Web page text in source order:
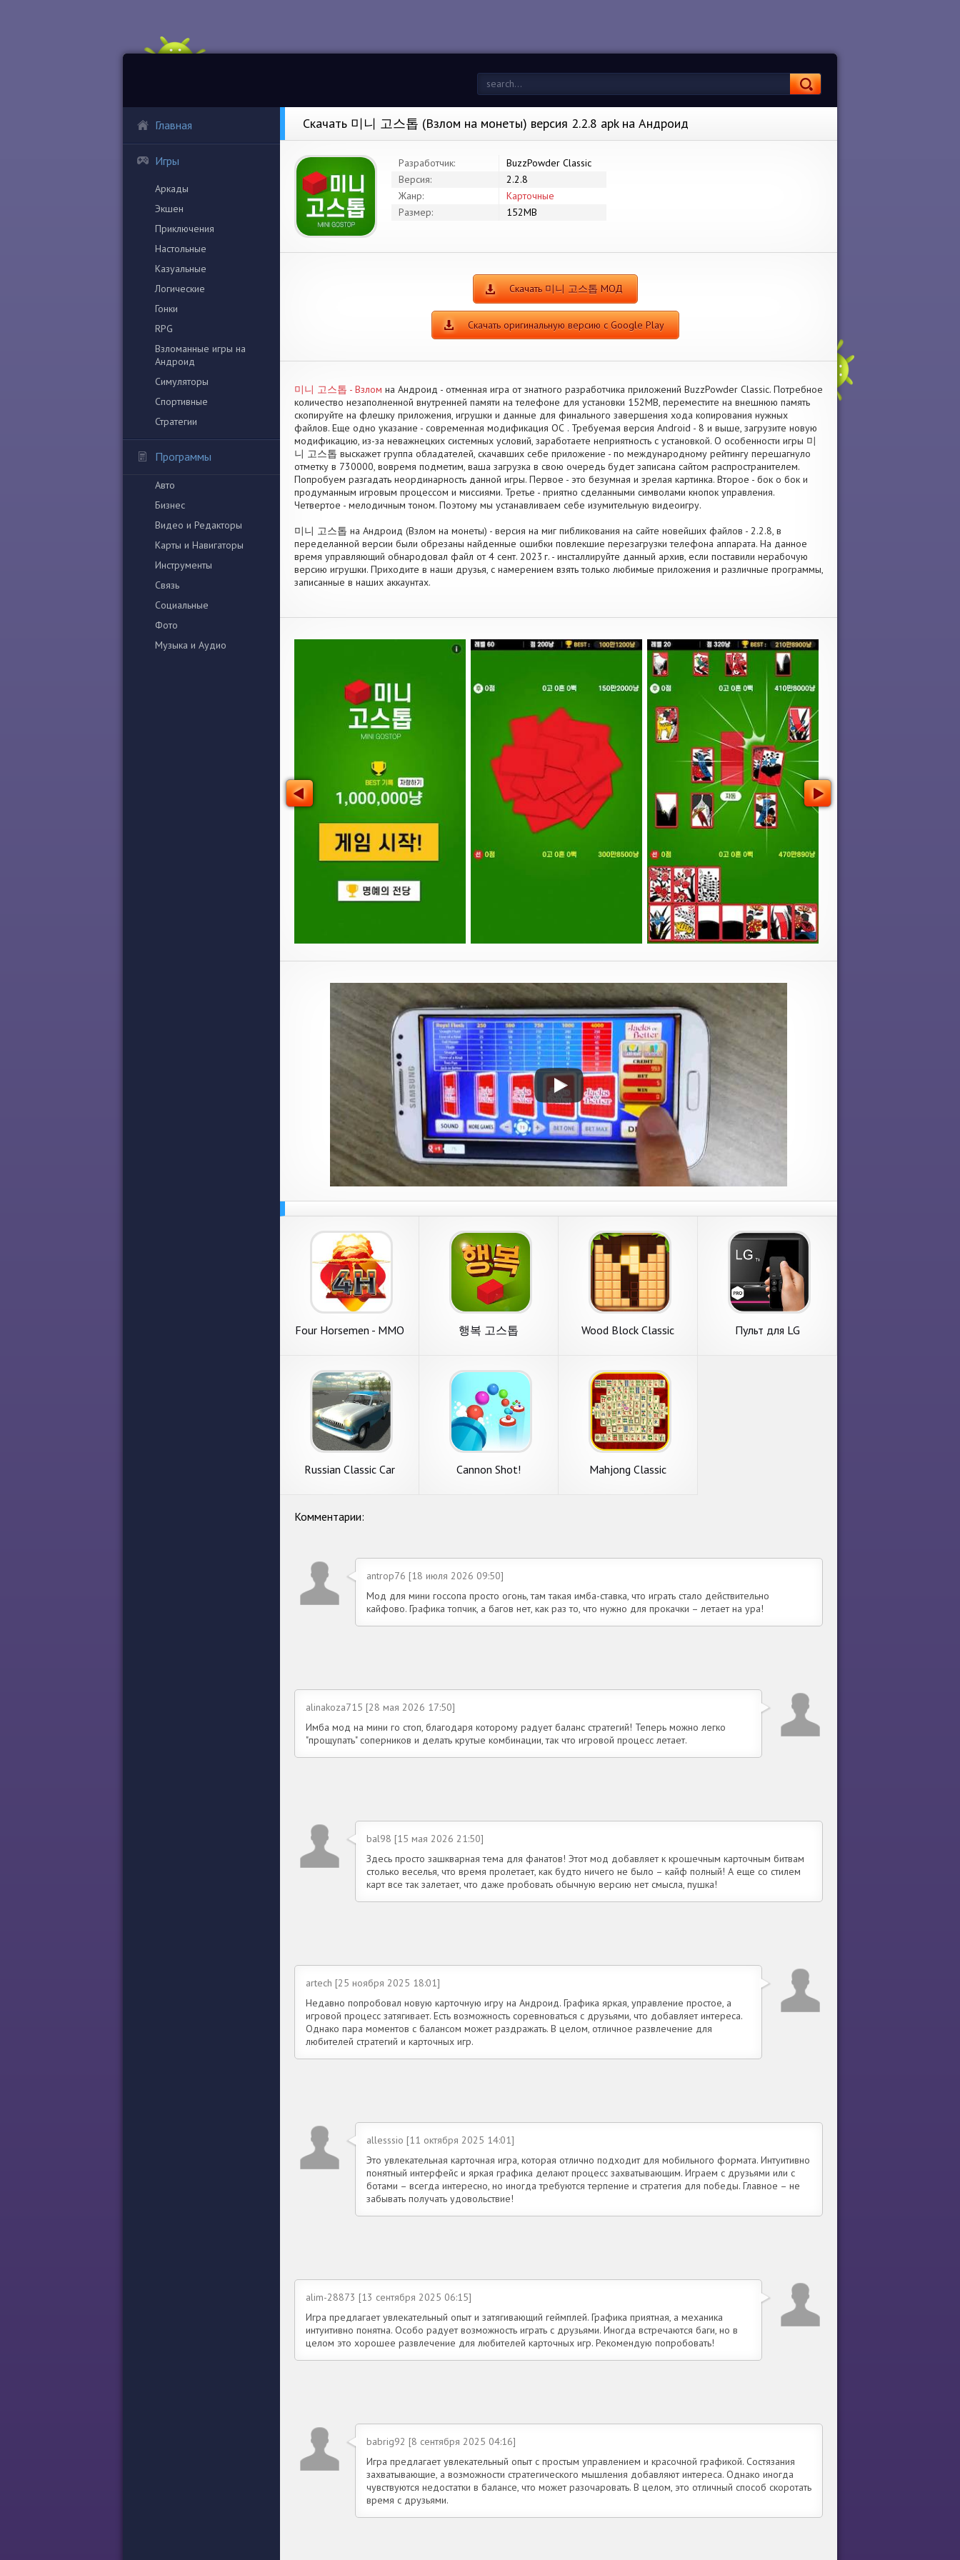
Главная
Игры
Аркады
Экшен
Приключения
Настольные
Казуальные
Логические
Гонки
RPG
Взломанные игры на
Андроид
Симуляторы
Спортивные
Стратегии
Программы
Авто
Бизнес
Видео и Редакторы
Карты и Навигаторы
Инструменты
Связь
Социальные
Фото
Музыка и Аудио
Скачать 미니 고스톱 (Взлом на монеты) версия 2.2.8 apk на Андроид
Разработчик:
BuzzPowder Classic
Версия:
2.2.8
Жанр:
Карточные
Размер:
152MB
Скачать 미니 고스톱 МОД
Скачать оригинальную версию с Google Play
미니 고스톱 - Взлом на Андроид - отменная игра от знатного разработчика приложений BuzzPowder Classic. Потребное
количество незаполненной внутренней памяти на телефоне для установки 152MB, переместите на внешнюю память
скопируйте на флешку приложения, игрушки и данные для финального завершения хода копирования нужных
файлов. Еще одно указание - современная модификация ОС . Требуемая версия Android - 8 и выше, загрузите новую
модификацию, из-за неважнецких системных условий, заработаете неприятность с установкой. О особенности игры 미
니 고스톱 выскажет группа обладателей, скачавших себе приложение - по международному рейтингу перешагнуло
отметку в 730000, вовремя подметим, ваша загрузка в свою очередь будет записана сайтом распространителем.
Попробуем разгадать неординарность данной игры. Первое - это безумная и зрелая картинка. Второе - бок о бок и
продуманным игровым процессом и миссиями. Третье - приятно сделанными символами кнопок управления.
Четвертое - мелодичным тоном. Поэтому мы устанавливаем себе изумительную видеоигру.
미니 고스톱 на Андроид (Взлом на монеты) - версия на миг пибликования на сайте новейших файлов - 2.2.8, в
переделанной версии были обрезаны найденные ошибки повлекшие перезагрузки телефона аппарата. На данное
время управляющий обнародовал файл от 4 сент. 2023 г. - инсталлируйте данный архив, если поставили нерабочую
версию игрушки. Приходите в наши друзья, с намерением взять только любимые приложения и различные программы,
записанные в наших аккаунтах.
Four Horsemen - MMO
행복 고스톱 Wood Block Classic Пульт для LG
Russian Classic Car
Cannon Shot! Mahjong Classic
Комментарии:
antrop76 [18 июля 2026 09:50]
Мод для мини госсопа просто огонь, там такая имба-ставка, что играть стало действительно
кайфово. Графика топчик, а багов нет, как раз то, что нужно для прокачки – летает на ура!
alinakoza715 [28 мая 2026 17:50]
Имба мод на мини го стоп, благодаря которому радует баланс стратегий! Теперь можно легко
"прощупать" соперников и делать крутые комбинации, так что игровой процесс летает.
bal98 [15 мая 2026 21:50]
Здесь просто зашкварная тема для фанатов! Этот мод добавляет к крошечным карточным битвам
столько веселья, что время пролетает, как будто ничего не было – кайф полный! А еще со стилем
карт все так залетает, что даже пробовать обычную версию нет смысла, пушка!
artech [25 ноября 2025 18:01]
Недавно попробовал новую карточную игру на Андроид. Графика яркая, управление простое, а
игровой процесс затягивает. Есть возможность соревноваться с друзьями, что добавляет интереса.
Однако пара моментов с балансом может раздражать. В целом, отличное развлечение для
любителей стратегий и карточных игр.
allesssio [11 октября 2025 14:01]
Это увлекательная карточная игра, которая отлично подходит для мобильного формата. Интуитивно
понятный интерфейс и яркая графика делают процесс захватывающим. Играем с друзьями или с
ботами – всегда интересно, но иногда требуются терпение и стратегия для победы. Главное – не
забывать получать удовольствие!
alim-28873 [13 сентября 2025 06:15]
Игра предлагает увлекательный опыт и затягивающий геймплей. Графика приятная, а механика
интуитивно понятна. Особо радует возможность играть с друзьями. Иногда встречаются баги, но в
целом это хорошее развлечение для любителей карточных игр. Рекомендую попробовать!
babrig92 [8 сентября 2025 04:16]
Игра предлагает увлекательный опыт с простым управлением и красочной графикой. Состязания
захватывающие, а возможности стратегического мышления добавляют интереса. Однако иногда
чувствуются недостатки в балансе, что может разочаровать. В целом, это отличный способ скоротать
время с друзьями.